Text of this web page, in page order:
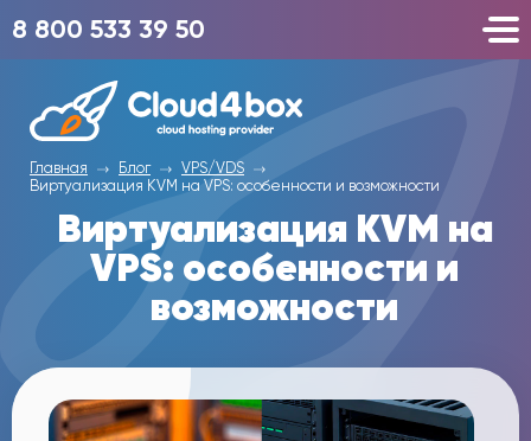
8 800 533 39 50
Главная Блог
VPS/VDS
Виртуализация KVM на VPS: особенности и возможности
Виртуализация KVM на
VPS: особенности и
возможности